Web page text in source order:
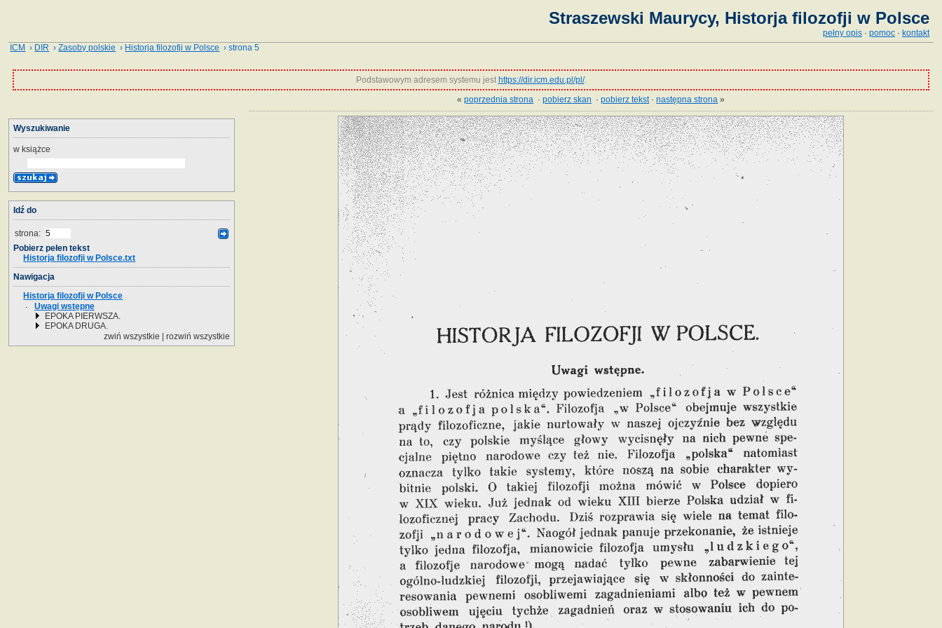
Straszewski Maurycy, Historja filozofji w Polsce
pełny opis · pomoc · kontakt
ICM › DIR ›Zasoby polskie › Historja filozofji w Polsce › strona 5
Podstawowym adresem systemu jest https://dir.icm.edu.pl/pl/.
«poprzednia strona ·pobierz skan ·pobierz tekst·następna strona »
Wyszukiwanie
w książce
Idź do
strona:
Pobierz pełen tekst
Historja filozofji w Polsce.txt
Nawigacja
Historja filozofji w Polsce
Uwagi wstępne
EPOKA PIERWSZA.
EPOKA DRUGA.
zwiń wszystkie |rozwiń wszystkie